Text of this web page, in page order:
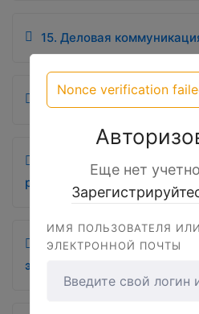
15. Деловая
16. Речевая
17. Общение с
руководством
18. Корпоративная
этика
Nonce verification
Еще нет
ИМЯ ПОЛЬЗОВАТЕЛЯ
ЭЛЕКТРОННОЙ ПОЧТЫ